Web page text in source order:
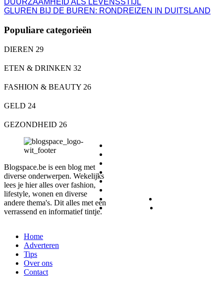
DUURZAAMHEID ALS LEVENSSTIJL
GLUREN BIJ DE BUREN: RONDREIZEN IN DUITSLAND
Populiare categorieën
DIEREN 29
ETEN & DRINKEN 32
FASHION & BEAUTY 26
GELD 24
GEZONDHEID 26
Blogspace.be is een blog met
diverse onderwerpen. Wekelijks
lees je hier alles over fashion,
lifestyle, wonen en diverse
andere thema's. Dit alles met een
verrassend en informatief tintje.
Home
Adverteren
Tips
Over ons
Contact